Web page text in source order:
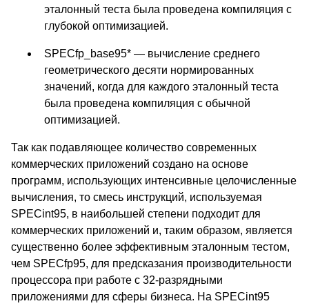
эталонный теста была проведена компиляция с
глубокой оптимизацией.
SPECfp_base95* — вычисление среднего
геометрического десяти нормированных
значений, когда для каждого эталонный теста
была проведена компиляция с обычной
оптимизацией.
Так как подавляющее количество современных
коммерческих приложений создано на основе
программ, использующих интенсивные целочисленные
вычисления, то смесь инструкций, используемая
SPECint95, в наибольшей степени подходит для
коммерческих приложений и, таким образом, является
существенно более эффективным эталонным тестом,
чем SPECfp95, для предсказания производительности
процессора при работе с 32-разрядными
приложениями для сферы бизнеса. На SPECint95